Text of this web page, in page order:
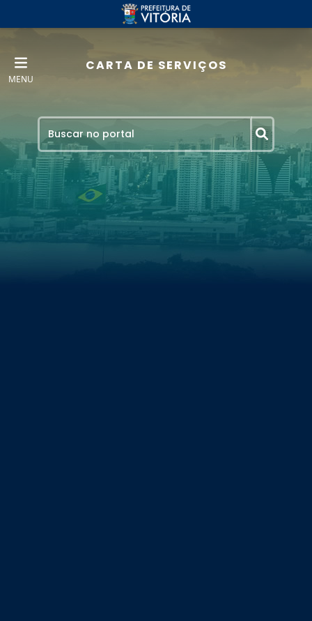
MENU
CARTA DE SERVIÇOS